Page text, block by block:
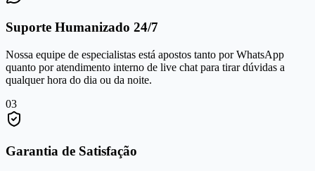
Suporte Humanizado 24/7
Nossa equipe de especialistas está apostos tanto por WhatsApp
quanto por atendimento interno de live chat para tirar dúvidas a
qualquer hora do dia ou da noite.
03
Garantia de Satisfação